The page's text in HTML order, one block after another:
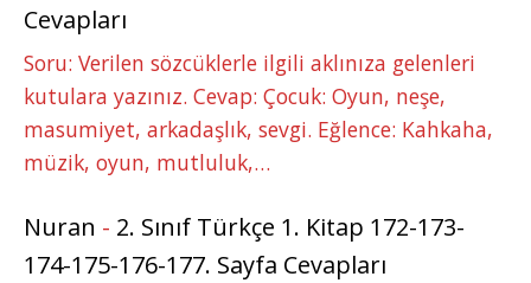
Cevapları
Soru: Verilen sözcüklerle ilgili aklınıza gelenleri
kutulara yazınız. Cevap: Çocuk: Oyun, neşe,
masumiyet, arkadaşlık, sevgi. Eğlence: Kahkaha,
müzik, oyun, mutluluk,…
Nuran - 2. Sınıf Türkçe 1. Kitap 172-173-
174-175-176-177. Sayfa Cevapları